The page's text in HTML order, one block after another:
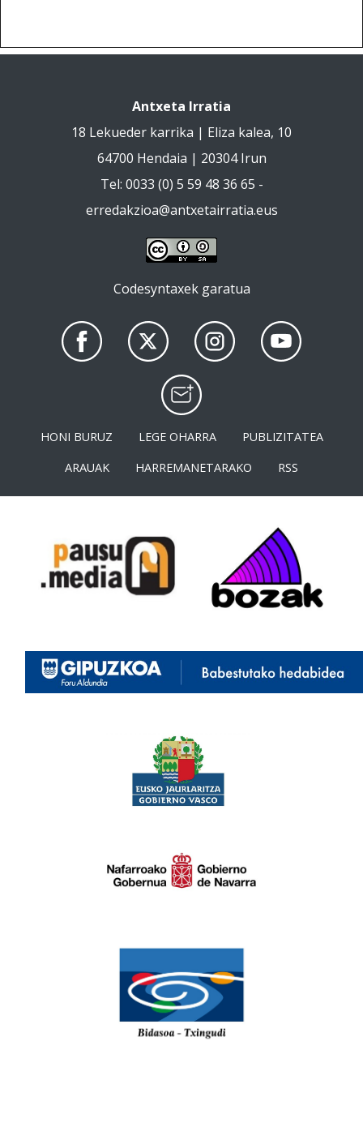
Antxeta Irratia
18 Lekueder karrika | Eliza kalea, 10
64700 Hendaia | 20304 Irun
Tel: 0033 (0) 5 59 48 36 65 -
erredakzioa@antxetairratia.eus
Codesyntaxek garatua
HONI BURUZ LEGE OHARRA
PUBLIZITATEA
ARAUAK
HARREMANETARAKO RSS